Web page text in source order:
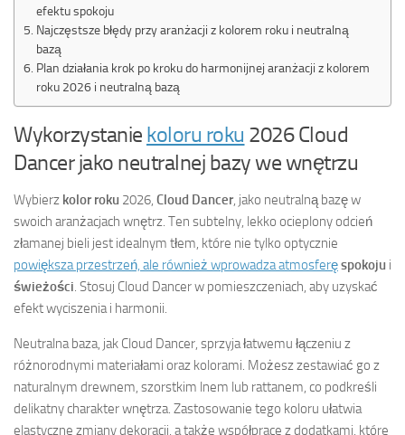
efektu spokoju
Najczęstsze błędy przy aranżacji z kolorem roku i neutralną
bazą
Plan działania krok po kroku do harmonijnej aranżacji z kolorem
roku 2026 i neutralną bazą
Wykorzystanie koloru roku 2026 Cloud
Dancer jako neutralnej bazy we wnętrzu
Wybierz kolor roku 2026, Cloud Dancer, jako neutralną bazę w
swoich aranżacjach wnętrz. Ten subtelny, lekko ocieplony odcień
złamanej bieli jest idealnym tłem, które nie tylko optycznie
powiększa przestrzeń, ale również wprowadza atmosferęspokoju i
świeżości . Stosuj Cloud Dancer w pomieszczeniach, aby uzyskać
efekt wyciszenia i harmonii.
Neutralna baza, jak Cloud Dancer, sprzyja łatwemu łączeniu z
różnorodnymi materiałami oraz kolorami. Możesz zestawiać go z
naturalnym drewnem, szorstkim lnem lub rattanem, co podkreśli
delikatny charakter wnętrza. Zastosowanie tego koloru ułatwia
elastyczne zmiany dekoracji, a także współprace z dodatkami, które